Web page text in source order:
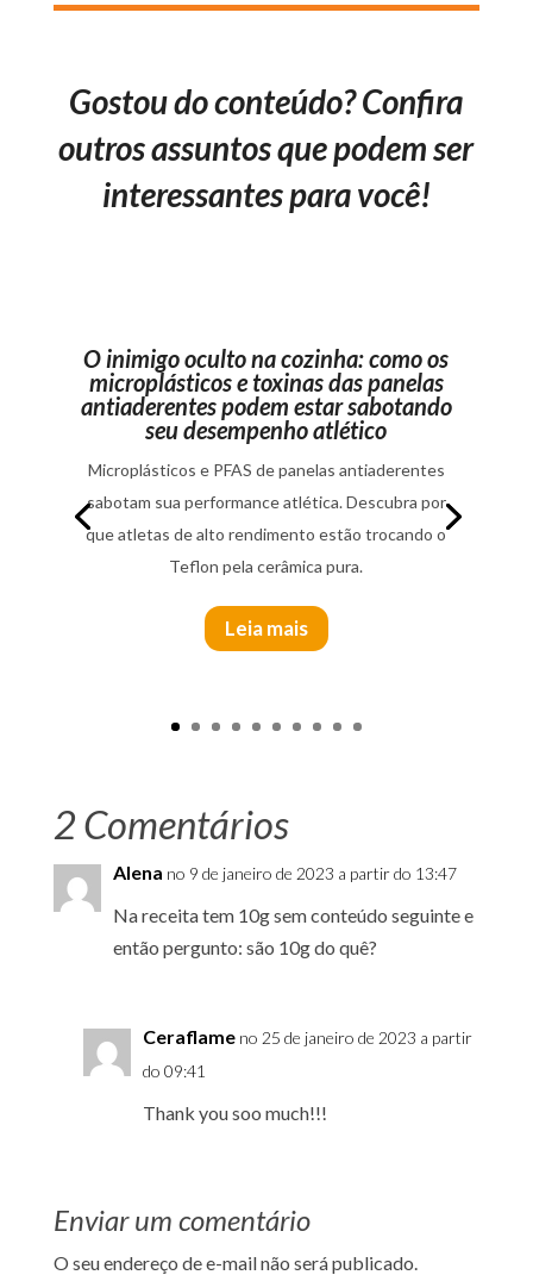
Gostou do conteúdo? Confira
outros assuntos que podem ser
interessantes para você!
O inimigo oculto na cozinha: como os
microplásticos e toxinas das panelas
antiaderentes podem estar sabotando
seu desempenho atlético
Microplásticos e PFAS de panelas antiaderentes
sabotam sua performance atlética. Descubra por
que atletas de alto rendimento estão trocando o
Teflon pela cerâmica pura.
Leia mais
2 Comentários
Alena no 9 de janeiro de 2023 a partir do 13:47
Na receita tem 10g sem conteúdo seguinte e
então pergunto: são 10g do quê?
Ceraflame no 25 de janeiro de 2023 a partir
do 09:41
Thank you soo much!!!
Enviar um comentário
O seu endereço de e-mail não será publicado.